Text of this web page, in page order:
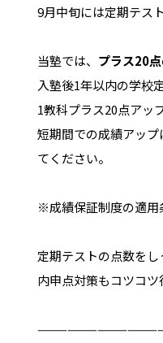
9月中旬には定期テス
当塾では、 プラス20
入塾後1年以内の学校
1教科プラス20点アッ
短期間での成績アッ
てください。
※成績保証制度の適用
定期テストの点数をし
内申点対策もコツコツ